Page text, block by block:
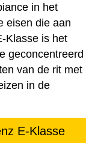
in het
eisen die aan
Klasse is het
geconcentreerd
van de rit met
in de
E-Klasse